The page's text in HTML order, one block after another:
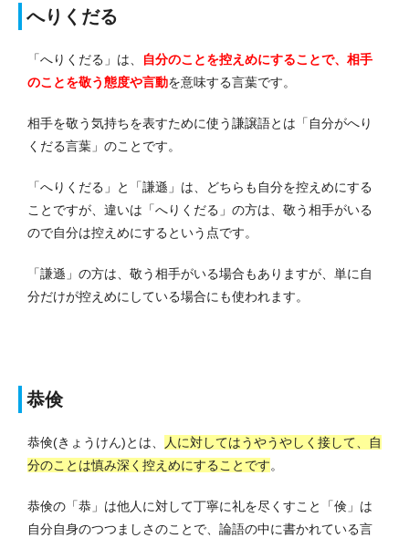
へりくだる
「へりくだる」は、
自分のことを控えめにすることで、相手
のことを敬う態度や言動を意味する言葉です。
相手を敬う気持ちを表すために使う謙譲語とは「自分がへり
くだる言葉」のことです。
「へりくだる」と「謙遜」は、どちらも自分を控えめにする
ことですが、違いは「へりくだる」の方は、敬う相手がいる
ので自分は控えめにするという点です。
「謙遜」の方は、敬う相手がいる場合もありますが、単に自
分だけが控えめにしている場合にも使われます。
恭倹
恭倹(きょうけん)とは、
人に対してはうやうやしく接して、自
分のことは慎み深く控えめにすることです。
恭倹の「恭」は他人に対して丁寧に礼を尽くすこと「倹」は
自分自身のつつましさのことで、論語の中に書かれている言